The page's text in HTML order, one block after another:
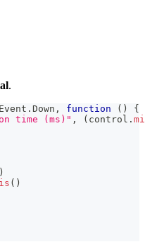
.
. Down , function ( )
{
time (ms)" , ( control .
)
( )